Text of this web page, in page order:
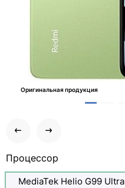
Оригинальная продукция
Процессор
MediaTek Helio G99 Ultra